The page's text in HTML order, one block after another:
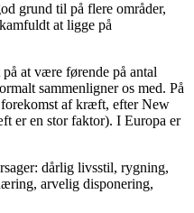
grund til på flere områder,
at ligge på
at være førende på antal
sammenligner os med. På
forekomst af kræft, efter New
er en stor faktor). I Europa er
dårlig livsstil, rygning,
arvelig disponering,